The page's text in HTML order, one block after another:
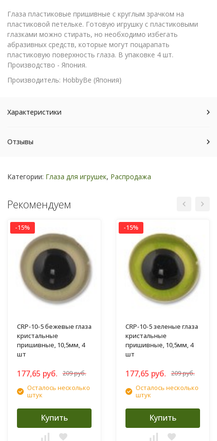
Глаза пластиковые пришивные с круглым зрачком на
пластиковой петельке. Готовую игрушку с пластиковыми
глазками можно стирать, но необходимо избегать
абразивных средств, которые могут поцарапать
пластиковую поверхность глаза. В упаковке 4 шт.
Производство - Япония.
Производитель: HobbyBe (Япония)
Характеристики
Отзывы
Категории: Глаза для игрушек, Распродажа
Рекомендуем
-15%
CRP-10-5 бежевые глаза
кристальные
пришивные, 10,5мм, 4
шт
177,65 руб. 209 руб.
Осталось несколько
штук
Купить
-15%
CRP-10-5 зеленые глаза
кристальные
пришивные, 10,5мм, 4
шт
177,65 руб. 209 руб.
Осталось несколько
штук
Купить